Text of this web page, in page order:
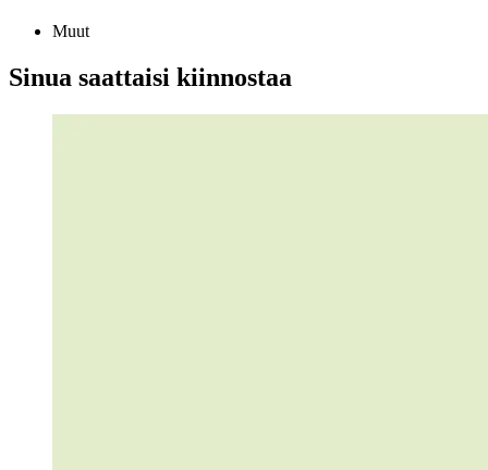
Muut
Sinua saattaisi kiinnostaa